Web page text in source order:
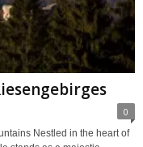
0
Nestled in the heart of